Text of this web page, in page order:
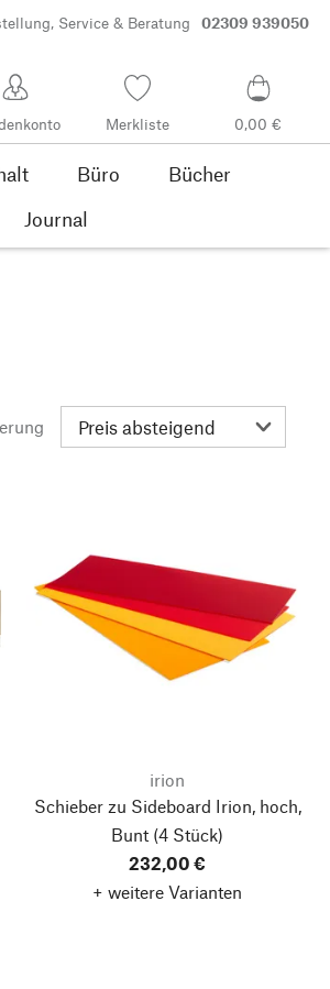
Service & Beratung 02309 939050
Merkliste 0,00 €
Büro
Bücher
Journal
irion
Schieber zu Sideboard Irion, hoch,
Bunt (4 Stück)
232,00 €
+ weitere Varianten